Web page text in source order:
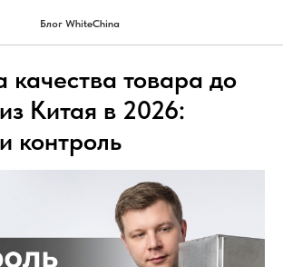
Блог WhiteChina
качества товара до
Китая в 2026:
контроль